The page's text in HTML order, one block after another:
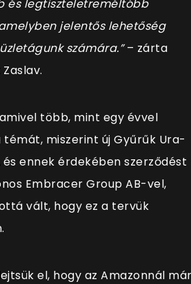
és legtiszteletreméltóbb
jelentős lehetőség
számára.”– zárta
több, mint egy évvel
miszerint új Gyűrűk Ura-
ennek érdekében szerződést
Embracer Group AB-vel,
vált, hogy ez a tervük
el, hogy az Amazonnál